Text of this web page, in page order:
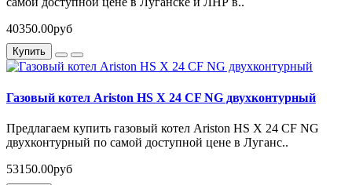
40350.00руб
Купить
Газовый котел Ariston HS X 24 CF NG двухконтурный
Предлагаем купить газовый котел Ariston HS X 24 CF NG
двухконтурный по самой доступной цене в Луганс..
53150.00руб